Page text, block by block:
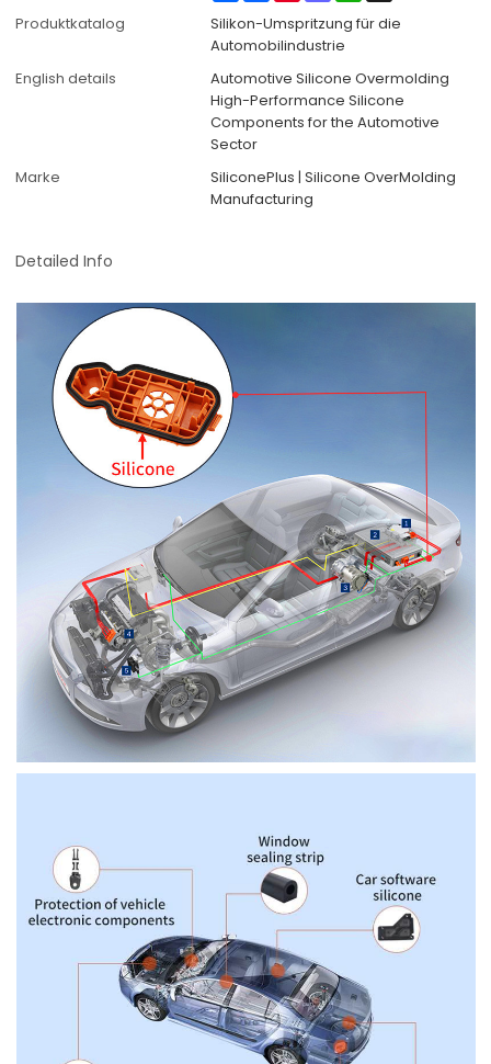
Produktkatalog
Silikon-Umspritzung für die
Automobilindustrie
English details
Automotive Silicone Overmolding
High-Performance Silicone
Components for the Automotive
Sector
Marke
SiliconePlus | Silicone OverMolding
Manufacturing
Detailed Info